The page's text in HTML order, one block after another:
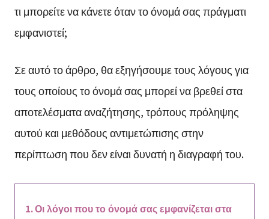
τι μπορείτε να κάνετε όταν το όνομά σας πράγματι
εμφανιστεί;
Σε αυτό το άρθρο, θα εξηγήσουμε τους λόγους για
τους οποίους το όνομά σας μπορεί να βρεθεί στα
αποτελέσματα αναζήτησης, τρόπους πρόληψης
αυτού και μεθόδους αντιμετώπισης στην
περίπτωση που δεν είναι δυνατή η διαγραφή του.
Οι λόγοι που το όνομά σας εμφανίζεται στα